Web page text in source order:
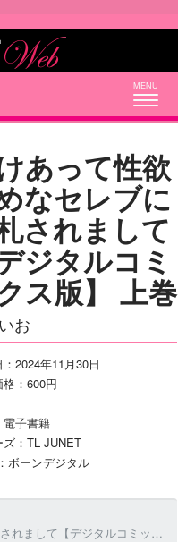
あって性欲
なセレブに
されまして
デジタルコミ
ス版】 上巻
お
2024年11月30日
：600円
電子書籍
ズ：TL JUNET
ボーンデジタル
【デジタルコミックス版】 上巻